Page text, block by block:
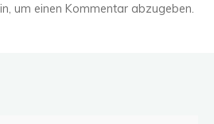
um einen Kommentar abzugeben.